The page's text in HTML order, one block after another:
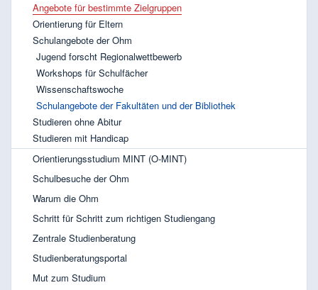
Angebote für bestimmte Zielgruppen
Orientierung für Eltern
Schulangebote der Ohm
Jugend forscht Regionalwettbewerb
Workshops für Schulfächer
Wissenschaftswoche
Schulangebote der Fakultäten und der Bibliothek
Studieren ohne Abitur
Studieren mit Handicap
Orientierungsstudium MINT (O-MINT)
Schulbesuche der Ohm
Warum die Ohm
Schritt für Schritt zum richtigen Studiengang
Zentrale Studienberatung
Studienberatungsportal
Mut zum Studium